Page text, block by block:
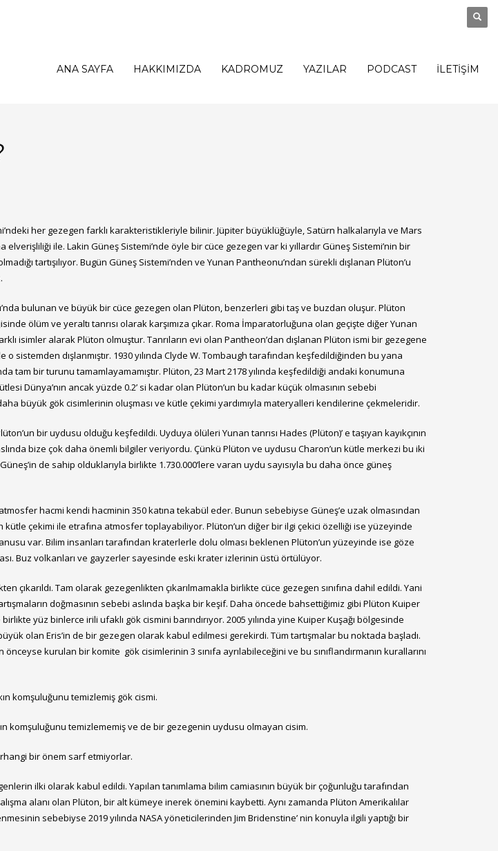
ANA SAYFA HAKKIMIZDA KADROMUZ YAZILAR PODCAST İLETİŞİM
her gezegen farklı karakteristikleriyle bilinir. Jüpiter büyüklüğüyle, Satürn halkalarıyla ve Mars
elverişliliği ile. Lakin Güneş Sistemi’nde öyle bir cüce gezegen var ki yıllardır Güneş Sistemi’nin bir
tartışılıyor. Bugün Güneş Sistemi’nden ve Yunan Pantheonu’ndan sürekli dışlanan Plüton’u
bulunan ve büyük bir cüce gezegen olan Plüton, benzerleri gibi taş ve buzdan oluşur. Plüton
ölüm ve yeraltı tanrısı olarak karşımıza çıkar. Roma İmparatorluğuna olan geçişte diğer Yunan
isimler alarak Plüton olmuştur. Tanrıların evi olan Pantheon’dan dışlanan Plüton ismi bir gezegene
o sistemden dışlanmıştır. 1930 yılında Clyde W. Tombaugh tarafından keşfedildiğinden bu yana
tam bir turunu tamamlayamamıştır. Plüton, 23 Mart 2178 yılında keşfedildiği andaki konumuna
Dünya’nın ancak yüzde 0.2’ si kadar olan Plüton’un bu kadar küçük olmasının sebebi
büyük gök cisimlerinin oluşması ve kütle çekimi yardımıyla materyalleri kendilerine çekmeleridir.
bir uydusu olduğu keşfedildi. Uyduya ölüleri Yunan tanrısı Hades (Plüton)’ e taşıyan kayıkçının
bize çok daha önemli bilgiler veriyordu. Çünkü Plüton ve uydusu Charon’un kütle merkezi bu iki
de sahip olduklarıyla birlikte 1.730.000’lere varan uydu sayısıyla bu daha önce güneş
hacmi kendi hacminin 350 katına tekabül eder. Bunun sebebiyse Güneş’e uzak olmasından
çekimi ile etrafına atmosfer toplayabiliyor. Plüton’un diğer bir ilgi çekici özelliği ise yüzeyinde
var. Bilim insanları tarafından kraterlerle dolu olması beklenen Plüton’un yüzeyinde ise göze
Buz volkanları ve gayzerler sayesinde eski krater izlerinin üstü örtülüyor.
Tam olarak gezegenlikten çıkarılmamakla birlikte cüce gezegen sınıfına dahil edildi. Yani
doğmasının sebebi aslında başka bir keşif. Daha öncede bahsettiğimiz gibi Plüton Kuiper
yüz binlerce irili ufaklı gök cismini barındırıyor. 2005 yılında yine Kuiper Kuşağı bölgesinde
olan Eris’in de bir gezegen olarak kabul edilmesi gerekirdi. Tüm tartışmalar bu noktada başladı.
kurulan bir komite gök cisimlerinin 3 sınıfa ayrılabileceğini ve bu sınıflandırmanın kurallarını
komşuluğunu temizlemiş gök cismi.
komşuluğunu temizlememiş ve de bir gezegenin uydusu olmayan cisim.
bir önem sarf etmiyorlar.
ilki olarak kabul edildi. Yapılan tanımlama bilim camiasının büyük bir çoğunluğu tarafından
alanı olan Plüton, bir alt kümeye inerek önemini kaybetti. Aynı zamanda Plüton Amerikalılar
sebebiyse 2019 yılında NASA yöneticilerinden Jim Bridenstine’ nin konuyla ilgili yaptığı bir